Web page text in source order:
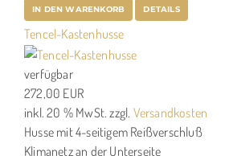
IN DEN WARENKORB DETAILS
Tencel-Kastenhusse
verfügbar
272,00 EUR
inkl. 20 % MwSt. zzgl. Versandkosten
Husse mit 4-seitigem Reißverschluß
Klimanetz an der Unterseite